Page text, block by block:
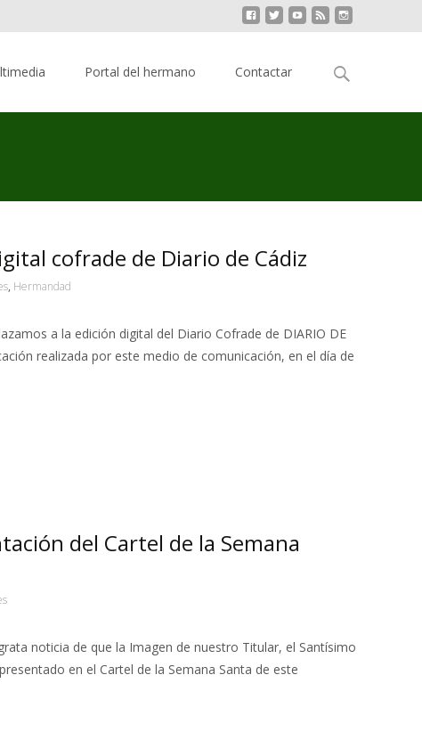
Portal del hermano Contactar Buscar:
cofrade de Diario de Cádiz
, Hermandad
a la edición digital del Diario Cofrade de DIARIO DE
realizada por este medio de comunicación, en el día de
del Cartel de la Semana
noticia de que la Imagen de nuestro Titular, el Santísimo
en el Cartel de la Semana Santa de este